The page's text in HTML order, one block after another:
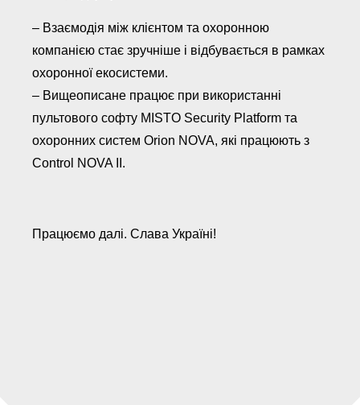
– Взаємодія між клієнтом та охоронною
компанією стає зручніше і відбувається в рамках
охоронної екосистеми.
– Вищеописане працює при використанні
пультового софту MISTO Security Platform та
охоронних систем Orion NOVA, які працюють з
Control NOVA II.
Працюємо далі. Слава Україні!